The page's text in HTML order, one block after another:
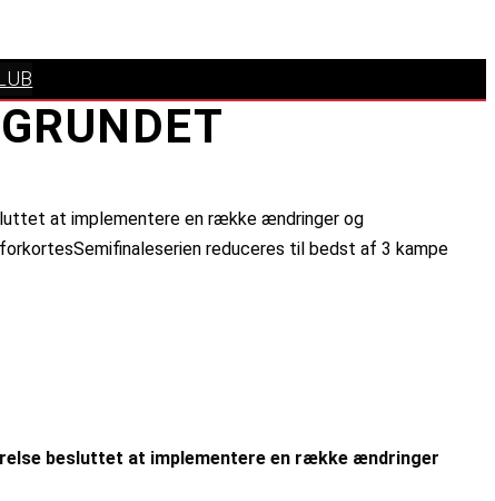
at implementere en række ændringer og
reduceres til bedst af 3 kampe
besluttet at implementere en række ændringer